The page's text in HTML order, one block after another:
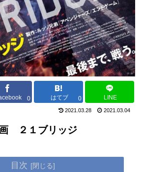
0 はてブ 0 LINE
2021.03.28 2021.03.04
２１ブリッジ
目次